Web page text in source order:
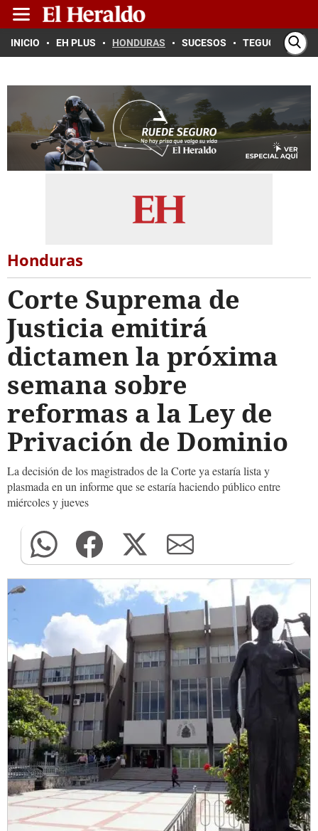
INICIO EH PLUS HONDURAS SUCESOS TEGUCIGALPA
Honduras
Corte Suprema de
Justicia emitirá
dictamen la próxima
semana sobre
reformas a la Ley de
Privación de Dominio
La decisión de los magistrados de la Corte ya estaría lista y
plasmada en un informe que se estaría haciendo público entre
miércoles y jueves